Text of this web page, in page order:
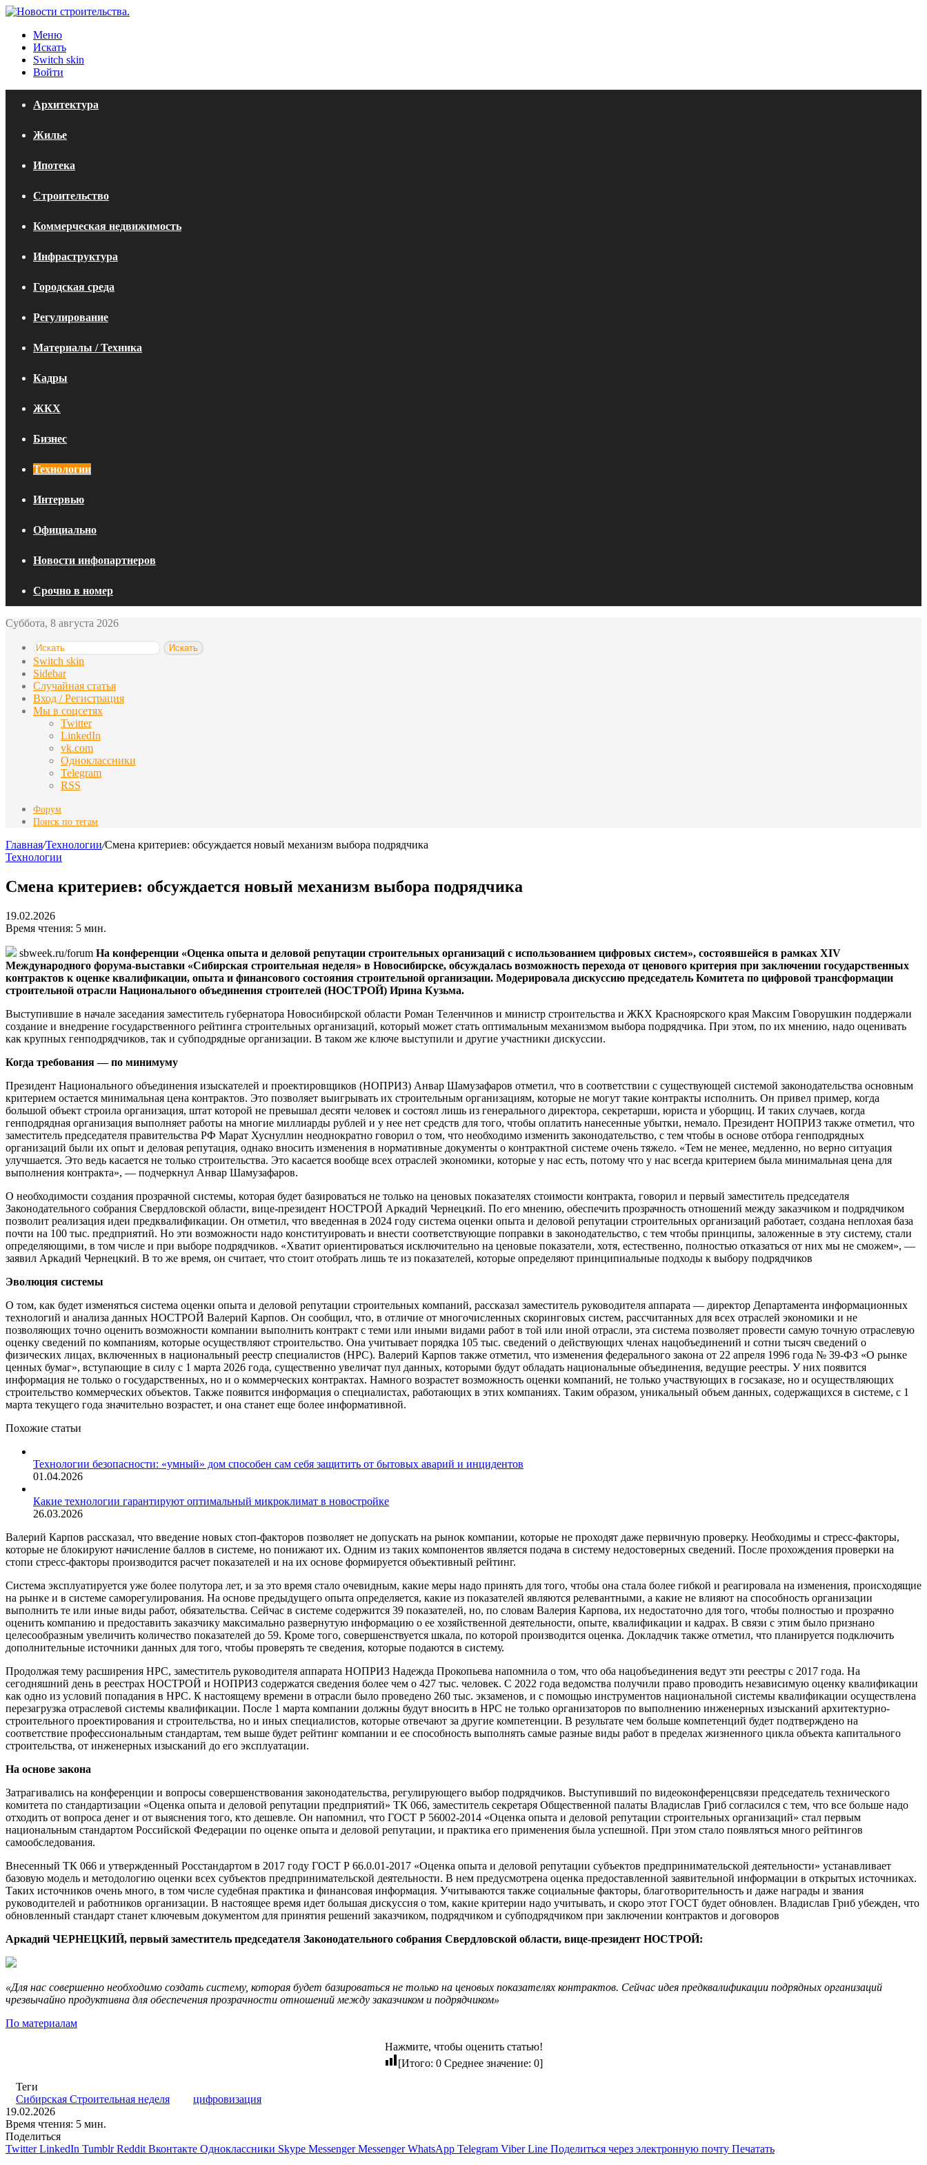
Меню
Искать
Switch skin
Войти
Архитектура
Жилье
Ипотека
Строительство
Коммерческая недвижимость
Инфраструктура
Городская среда
Регулирование
Материалы / Техника
Кадры
ЖКХ
Бизнес
Технологии
Интервью
Официально
Новости инфопартнеров
Срочно в номер
Суббота, 8 августа 2026
Искать
Switch skin
Sidebar
Случайная статья
Вход / Регистрация
Мы в соцсетях
Twitter
LinkedIn
vk.com
Одноклассники
Telegram
RSS
Форум
Поиск по тегам
Главная/Технологии/Смена критериев: обсуждается новый механизм выбора подрядчика
Технологии
Смена критериев: обсуждается новый механизм выбора подрядчика
19.02.2026
Время чтения: 5 мин.
sbweek.ru/forum На конференции «Оценка опыта и деловой репутации строительных организаций с использованием цифровых систем», состоявшейся в рамках XIV
Международного форума-выставки «Сибирская строительная неделя» в Новосибирске, обсуждалась возможность перехода от ценового критерия при заключении государственных
контрактов к оценке квалификации, опыта и финансового состояния строительной организации. Модерировала дискуссию председатель Комитета по цифровой трансформации
строительной отрасли Национального объединения строителей (НОСТРОЙ) Ирина Кузьма.
Выступившие в начале заседания заместитель губернатора Новосибирской области Роман Теленчинов и министр строительства и ЖКХ Красноярского края Максим Говорушкин поддержали
создание и внедрение государственного рейтинга строительных организаций, который может стать оптимальным механизмом выбора подрядчика. При этом, по их мнению, надо оценивать
как крупных генподрядчиков, так и субподрядные организации. В таком же ключе выступили и другие участники дискуссии.
Когда требования — по минимуму
Президент Национального объединения изыскателей и проектировщиков (НОПРИЗ) Анвар Шамузафаров отметил, что в соответствии с существующей системой законодательства основным
критерием остается минимальная цена контрактов. Это позволяет выигрывать их строительным организациям, которые не могут такие контракты исполнить. Он привел пример, когда
большой объект строила организация, штат которой не превышал десяти человек и состоял лишь из генерального директора, секретарши, юриста и уборщиц. И таких случаев, когда
генподрядная организация выполняет работы на многие миллиарды рублей и у нее нет средств для того, чтобы оплатить нанесенные убытки, немало. Президент НОПРИЗ также отметил, что
заместитель председателя правительства РФ Марат Хуснуллин неоднократно говорил о том, что необходимо изменить законодательство, с тем чтобы в основе отбора генподрядных
организаций были их опыт и деловая репутация, однако вносить изменения в нормативные документы о контрактной системе очень тяжело. «Тем не менее, медленно, но верно ситуация
улучшается. Это ведь касается не только строительства. Это касается вообще всех отраслей экономики, которые у нас есть, потому что у нас всегда критерием была минимальная цена для
выполнения контракта», — подчеркнул Анвар Шамузафаров.
О необходимости создания прозрачной системы, которая будет базироваться не только на ценовых показателях стоимости контракта, говорил и первый заместитель председателя
Законодательного собрания Свердловской области, вице-президент НОСТРОЙ Аркадий Чернецкий. По его мнению, обеспечить прозрачность отношений между заказчиком и подрядчиком
позволит реализация идеи предквалификации. Он отметил, что введенная в 2024 году система оценки опыта и деловой репутации строительных организаций работает, создана неплохая база
почти на 100 тыс. предприятий. Но эти возможности надо конституировать и внести соответствующие поправки в законодательство, с тем чтобы принципы, заложенные в эту систему, стали
определяющими, в том числе и при выборе подрядчиков. «Хватит ориентироваться исключительно на ценовые показатели, хотя, естественно, полностью отказаться от них мы не сможем», —
заявил Аркадий Чернецкий. В то же время, он считает, что стоит отобрать лишь те из показателей, которые определяют принципиальные подходы к выбору подрядчиков
Эволюция системы
О том, как будет изменяться система оценки опыта и деловой репутации строительных компаний, рассказал заместитель руководителя аппарата — директор Департамента информационных
технологий и анализа данных НОСТРОЙ Валерий Карпов. Он сообщил, что, в отличие от многочисленных скоринговых систем, рассчитанных для всех отраслей экономики и не
позволяющих точно оценить возможности компании выполнить контракт с теми или иными видами работ в той или иной отрасли, эта система позволяет провести самую точную отраслевую
оценку сведений по компаниям, которые осуществляют строительство. Она учитывает порядка 105 тыс. сведений о действующих членах нацобъединений и сотни тысяч сведений о
физических лицах, включенных в национальный реестр специалистов (НРС). Валерий Карпов также отметил, что изменения федерального закона от 22 апреля 1996 года № 39-ФЗ «О рынке
ценных бумаг», вступающие в силу с 1 марта 2026 года, существенно увеличат пул данных, которыми будут обладать национальные объединения, ведущие реестры. У них появится
информация не только о государственных, но и о коммерческих контрактах. Намного возрастет возможность оценки компаний, не только участвующих в госзаказе, но и осуществляющих
строительство коммерческих объектов. Также появится информация о специалистах, работающих в этих компаниях. Таким образом, уникальный объем данных, содержащихся в системе, с 1
марта текущего года значительно возрастет, и она станет еще более информативной.
Похожие статьи
Технологии безопасности: «умный» дом способен сам себя защитить от бытовых аварий и инцидентов
01.04.2026
Какие технологии гарантируют оптимальный микроклимат в новостройке
26.03.2026
Валерий Карпов рассказал, что введение новых стоп-факторов позволяет не допускать на рынок компании, которые не проходят даже первичную проверку. Необходимы и стресс-факторы,
которые не блокируют начисление баллов в системе, но понижают их. Одним из таких компонентов является подача в систему недостоверных сведений. После прохождения проверки на
стопи стресс-факторы производится расчет показателей и на их основе формируется объективный рейтинг.
Система эксплуатируется уже более полутора лет, и за это время стало очевидным, какие меры надо принять для того, чтобы она стала более гибкой и реагировала на изменения, происходящие
на рынке и в системе саморегулирования. На основе предыдущего опыта определяется, какие из показателей являются релевантными, а какие не влияют на способность организации
выполнить те или иные виды работ, обязательства. Сейчас в системе содержится 39 показателей, но, по словам Валерия Карпова, их недостаточно для того, чтобы полностью и прозрачно
оценить компанию и предоставить заказчику максимально развернутую информацию о ее хозяйственной деятельности, опыте, квалификации и кадрах. В связи с этим было признано
целесообразным увеличить количество показателей до 59. Кроме того, совершенствуется шкала, по которой производится оценка. Докладчик также отметил, что планируется подключить
дополнительные источники данных для того, чтобы проверять те сведения, которые подаются в систему.
Продолжая тему расширения НРС, заместитель руководителя аппарата НОПРИЗ Надежда Прокопьева напомнила о том, что оба нацобъединения ведут эти реестры с 2017 года. На
сегодняшний день в реестрах НОСТРОЙ и НОПРИЗ содержатся сведения более чем о 427 тыс. человек. С 2022 года ведомства получили право проводить независимую оценку квалификации
как одно из условий попадания в НРС. К настоящему времени в отрасли было проведено 260 тыс. экзаменов, и с помощью инструментов национальной системы квалификации осуществлена
перезагрузка отраслевой системы квалификации. После 1 марта компании должны будут вносить в НРС не только организаторов по выполнению инженерных изысканий архитектурно-
строительного проектирования и строительства, но и иных специалистов, которые отвечают за другие компетенции. В результате чем больше компетенций будет подтверждено на
соответствие профессиональным стандартам, тем выше будет рейтинг компании и ее способность выполнять самые разные виды работ в пределах жизненного цикла объекта капитального
строительства, от инженерных изысканий до его эксплуатации.
На основе закона
Затрагивались на конференции и вопросы совершенствования законодательства, регулирующего выбор подрядчиков. Выступивший по видеоконференцсвязи председатель технического
комитета по стандартизации «Оценка опыта и деловой репутации предприятий» ТК 066, заместитель секретаря Общественной палаты Владислав Гриб согласился с тем, что все больше надо
отходить от вопроса денег и от выяснения того, кто дешевле. Он напомнил, что ГОСТ Р 56002-2014 «Оценка опыта и деловой репутации строительных организаций» стал первым
национальным стандартом Российской Федерации по оценке опыта и деловой репутации, и практика его применения была успешной. При этом стало появляться много рейтингов
самообследования.
Внесенный ТК 066 и утвержденный Росстандартом в 2017 году ГОСТ Р 66.0.01-2017 «Оценка опыта и деловой репутации субъектов предпринимательской деятельности» устанавливает
базовую модель и методологию оценки всех субъектов предпринимательской деятельности. В нем предусмотрена оценка предоставленной заявительной информации в открытых источниках.
Таких источников очень много, в том числе судебная практика и финансовая информация. Учитываются также социальные факторы, благотворительность и даже награды и звания
руководителей и работников организации. В настоящее время идет большая дискуссия о том, какие критерии надо учитывать, и скоро этот ГОСТ будет обновлен. Владислав Гриб убежден, что
обновленный стандарт станет ключевым документом для принятия решений заказчиком, подрядчиком и субподрядчиком при заключении контрактов и договоров
Аркадий ЧЕРНЕЦКИЙ, первый заместитель председателя Законодательного собрания Свердловской области, вице-президент НОСТРОЙ:
«Для нас совершенно необходимо создать систему, которая будет базироваться не только на ценовых показателях контрактов. Сейчас идея предквалификации подрядных организаций
чрезвычайно продуктивна для обеспечения прозрачности отношений между заказчиком и подрядчиком»
По материалам
Нажмите, чтобы оценить статью!
[Итого: 0 Среднее значение: 0]
Теги
Сибирская Строительная неделя
цифровизация
19.02.2026
Время чтения: 5 мин.
Поделиться
Twitter LinkedIn Tumblr Reddit Вконтакте Одноклассники Skype Messenger Messenger WhatsApp Telegram Viber Line Поделиться через электронную почту Печатать